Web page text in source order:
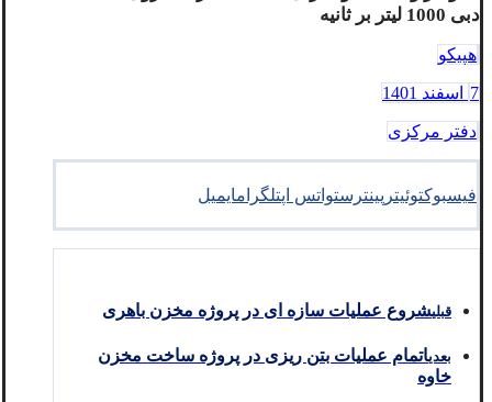
دبی 1000 لیتر بر ثانیه
هپیکو
7 اسفند 1401
دفتر مرکزی
فیسبوکتوئیتر پینترستواتس اپتلگرامایمیل
قبلیشروع عملیات سازه ای در پروژه مخزن باهری
بعدیاتمام عملیات بتن ریزی در پروژه ساخت مخزن
خاوه